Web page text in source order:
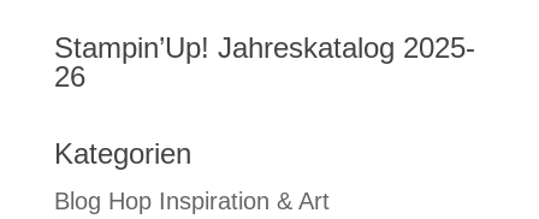
Stampin’Up! Jahreskatalog 2025-
26
Kategorien
Blog Hop Inspiration & Art